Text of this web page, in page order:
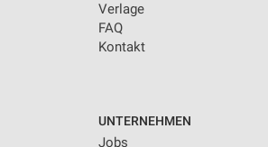
Verlage
FAQ
Kontakt
UNTERNEHMEN
Jobs